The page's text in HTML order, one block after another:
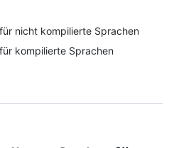
nicht kompilierte Sprachen
kompilierte Sprachen